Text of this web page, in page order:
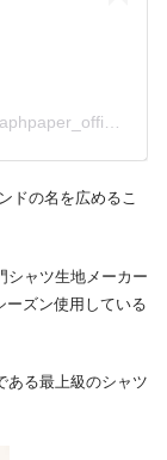
ドの名を広めるこ
シャツ生地メーカー
ーズン使用している
ある最上級のシャツ